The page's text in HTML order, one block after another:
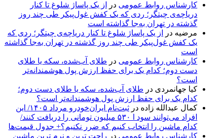
کارشناس روابط عمومی در
از یک پاساژ شلوغ تا کنار
دریاچه‌ی چیتگر؛ ردی که یک کفش غول‌پیکر طی چند روز
گذشته در تهران به‌جا گذاشته است
مرضیه در
از یک پاساژ شلوغ تا کنار دریاچه‌ی چیتگر؛ ردی که
یک کفش غول‌پیکر طی چند روز گذشته در تهران به‌جا گذاشته
است
کارشناس روابط عمومی در طلای آب‌شده، سکه یا طلای
دست دوم؛ کدام یک برای حفظ ارزش پول هوشمندانه‌تر
است؟
کیا جهانمردی در طلای آب‌شده، سکه یا طلای دست دوم؛
کدام یک برای حفظ ارزش پول هوشمندانه‌تر است؟
کمال عبدالله زاده در
ثبت‌نام ایران‌خودرو مرداد ۱۴۰۵/ این
افراد می‌توانند سود ا ۵۳۰ میلیون تومانی را دریافت کنند/
کدام ماشین را انتخاب کنیم که ضرر نکنیم؟+ جدول قیمت‌ها
کارشناس روابط عمومی در راحت ترین و نرم ترین ماشین